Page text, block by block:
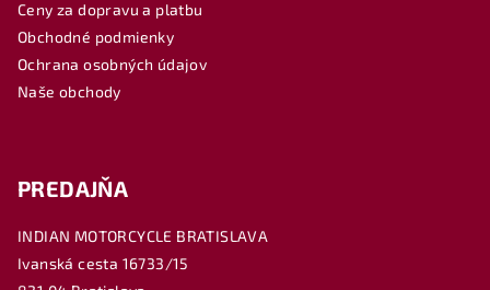
Ceny za dopravu a platbu
Obchodné podmienky
Ochrana osobných údajov
Naše obchody
PREDAJŇA
INDIAN MOTORCYCLE BRATISLAVA
Ivanská cesta 16733/15